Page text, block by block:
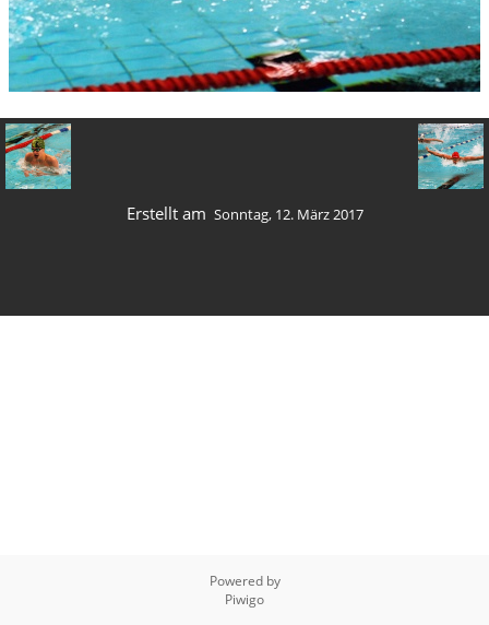
Erstellt am Sonntag, 12. März 2017
Powered by
Piwigo